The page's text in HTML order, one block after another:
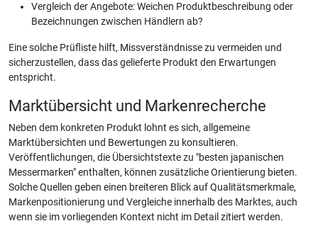
Vergleich der Angebote: Weichen Produktbeschreibung oder
Bezeichnungen zwischen Händlern ab?
Eine solche Prüfliste hilft, Missverständnisse zu vermeiden und
sicherzustellen, dass das gelieferte Produkt den Erwartungen
entspricht.
Marktübersicht und Markenrecherche
Neben dem konkreten Produkt lohnt es sich, allgemeine
Marktübersichten und Bewertungen zu konsultieren.
Veröffentlichungen, die Übersichtstexte zu "besten japanischen
Messermarken" enthalten, können zusätzliche Orientierung bieten.
Solche Quellen geben einen breiteren Blick auf Qualitätsmerkmale,
Markenpositionierung und Vergleiche innerhalb des Marktes, auch
wenn sie im vorliegenden Kontext nicht im Detail zitiert werden.